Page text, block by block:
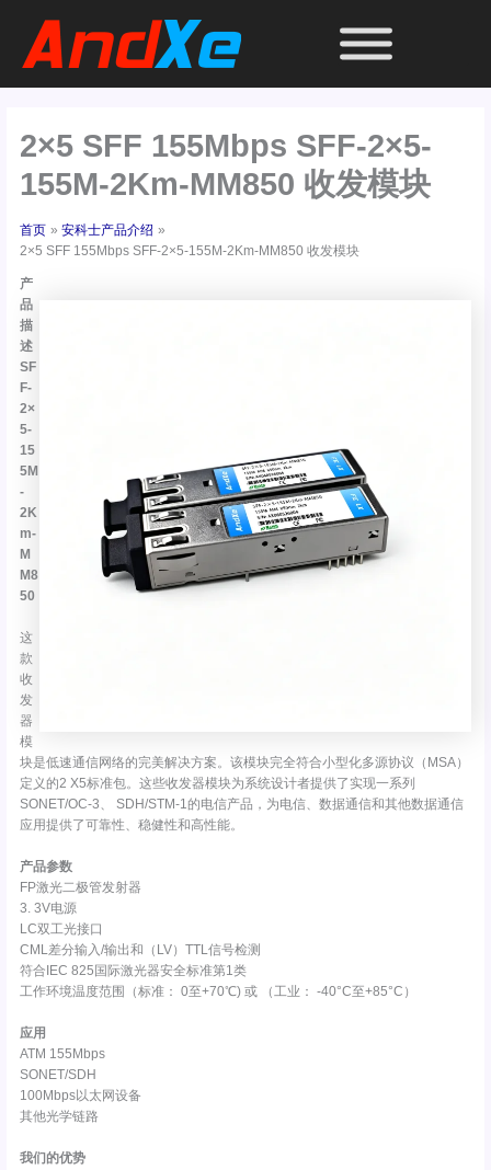
2×5 SFF 155Mbps SFF-2×5-
155M-2Km-MM850 收发模块
首页
安科士产品介绍
2×5 SFF 155Mbps SFF-2×5-155M-2Km-MM850 收发模块
产
品
描
述
SF
F-
2×
5-
15
5M
-
2K
m-
M
M8
50
这
款
收
发
器
模
块是低速通信网络的完美解决方案。该模块完全符合小型化多源协议（MSA）
定义的2 X5标准包。这些收发器模块为系统设计者提供了实现一系列
SONET/OC-3、 SDH/STM-1的电信产品，为电信、数据通信和其他数据通信
应用提供了可靠性、稳健性和高性能。
产品参数
FP激光二极管发射器
3. 3V电源
LC双工光接口
CML差分输入/输出和（LV）TTL信号检测
符合IEC 825国际激光器安全标准第1类
工作环境温度范围（标准： 0至+70℃) 或 （工业： -40°C至+85°C）
应用
ATM 155Mbps
SONET/SDH
100Mbps以太网设备
其他光学链路
我们的优势